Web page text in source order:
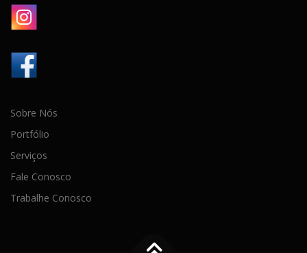
Sobre Nós
Portfólio
Serviços
Fale Conosco
Trabalhe Conosco